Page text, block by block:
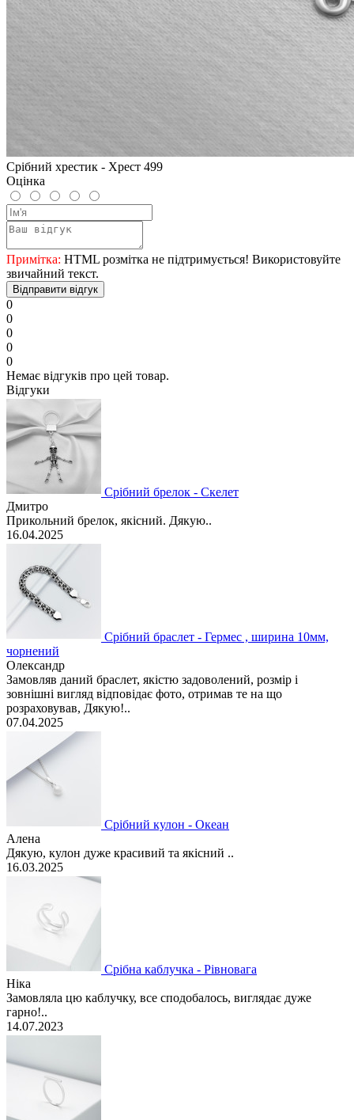
Срібний хрестик - Хрест 499
Оцінка
Примітка: HTML розмітка не підтримується! Використовуйте
звичайний текст.
Відправити відгук
0
0
0
0
0
Немає відгуків про цей товар.
Відгуки
Срібний брелок - Скелет
Дмитро
Прикольний брелок, якісний. Дякую..
16.04.2025
Срібний браслет - Гермес , ширина 10мм,
чорнений
Олександр
Замовляв даний браслет, якістю задоволений, розмір і
зовнішні вигляд відповідає фото, отримав те на що
розраховував, Дякую!..
07.04.2025
Срібний кулон - Океан
Алена
Дякую, кулон дуже красивий та якісний ..
16.03.2025
Срібна каблучка - Рівновага
Ніка
Замовляла цю каблучку, все сподобалось, виглядає дуже
гарно!..
14.07.2023